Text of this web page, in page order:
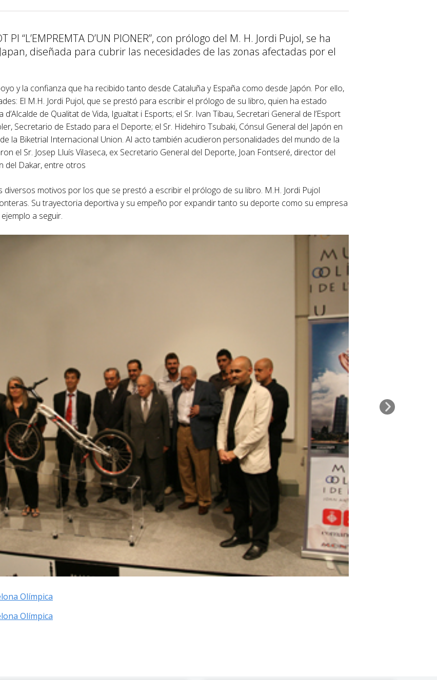
“L’EMPREMTA D’UN PIONER”, con prólogo del M. H. Jordi Pujol, se ha
diseñada para cubrir las necesidades de las zonas afectadas por el
y la confianza que ha recibido tanto desde Cataluña y España como desde Japón. Por ello,
El M.H. Jordi Pujol, que se prestó para escribir el prólogo de su libro, quien ha estado
de Qualitat de Vida, Igualtat i Esports; el Sr. Ivan Tibau, Secretari General de l’Esport
Secretario de Estado para el Deporte; el Sr. Hidehiro Tsubaki, Cónsul General del Japón en
la Biketrial Internacional Union. Al acto también acudieron personalidades del mundo de la
el Sr. Josep Lluís Vilaseca, ex Secretario General del Deporte, Joan Fontseré, director del
del Dakar, entre otros
diversos motivos por los que se prestó a escribir el prólogo de su libro. M.H. Jordi Pujol
Su trayectoria deportiva y su empeño por expandir tanto su deporte como su empresa
a seguir.
Olímpica
Olímpica